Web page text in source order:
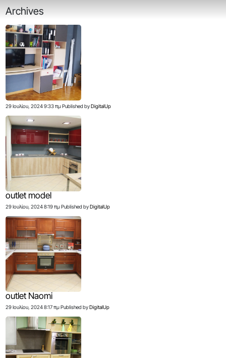
Archives
29 Ιουλίου, 2024 9:33 πμ Published by DigitalUp
outlet model
29 Ιουλίου, 2024 8:19 πμ Published by DigitalUp
outlet Naomi
29 Ιουλίου, 2024 8:17 πμ Published by DigitalUp